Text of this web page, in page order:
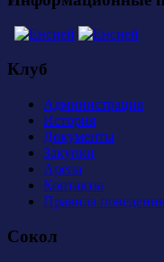
Клуб
Администрация
История
Документы
Закупки
Арена
Контакты
Правила
Сокол